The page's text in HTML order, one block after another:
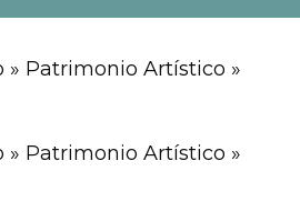
» Patrimonio Artístico »
» Patrimonio Artístico »